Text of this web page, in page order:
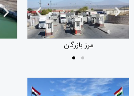
مرز بازرگان
بندر امیرآباد